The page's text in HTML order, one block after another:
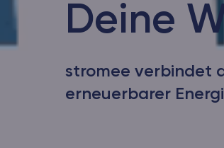
Deine
stromee verbindet
erneuerbarer